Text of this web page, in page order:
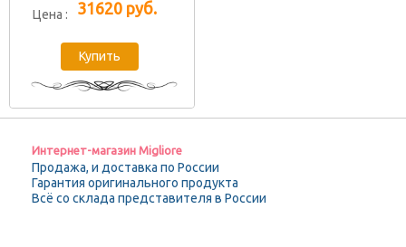
Цена :
31620 руб.
Интернет-магазин Migliore
Продажа, и доставка по России
Гарантия оригинального продукта
Всё со склада представителя в России